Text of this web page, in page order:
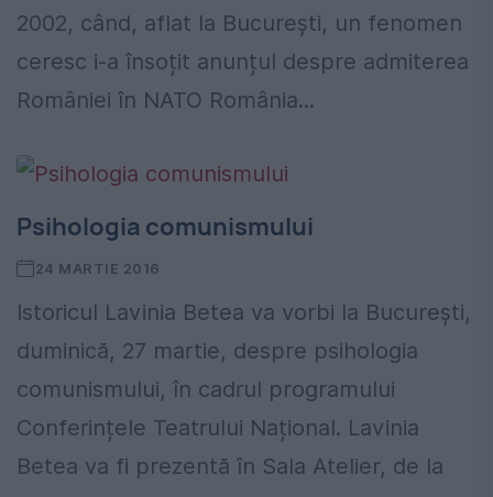
2002, când, aflat la București, un fenomen
ceresc i-a însoțit anunțul despre admiterea
României în NATO România...
Psihologia comunismului
24 MARTIE 2016
Istoricul Lavinia Betea va vorbi la București,
duminică, 27 martie, despre psihologia
comunismului, în cadrul programului
Conferințele Teatrului Național. Lavinia
Betea va fi prezentă în Sala Atelier, de la